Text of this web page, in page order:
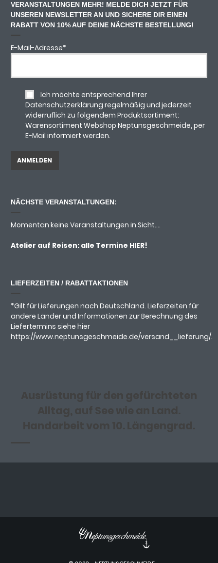
VERANSTALTUNGEN MEHR! MELDE DICH JETZT FÜR
UNSEREN NEWSLETTER AN UND SICHERE DIR EINEN
RABATT VON 10% AUF DEINE NÄCHSTE BESTELLUNG!
E-Mail-Adresse*
Ich möchte entsprechend Ihrer
Datenschutzerklärung regelmäßig und jederzeit
widerruflich zu folgendem Produktsortiment:
Warensortiment Webshop Neptunsgeschmeide, per
E-Mail informiert werden.
NÄCHSTE VERANSTALTUNGEN:
Momentan keine Veranstaltungen in Sicht....
Atelier auf Reisen: alle Termine HIER!
LIEFERZEITEN / RABATTAKTIONEN
*Gilt für Lieferungen nach Deutschland. Lieferzeiten für
andere Länder und Informationen zur Berechnung des
Liefertermins siehe hier
https://www.neptunsgeschmeide.de/versand__lieferung/.
Ausrüstung für den gefürchteten
Alltag, auf See wie an Land.
Handarbeit vom 10. Längengrad.